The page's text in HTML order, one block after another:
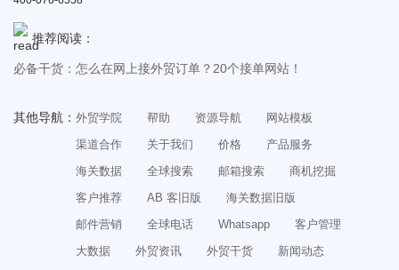
推荐阅读：
必备话术：很久没有回复的外贸客户，该如何快速激活？
必备干货：怎么在网上接外贸订单？20个接单网站！
其他导航： 外贸学院 帮助 资源导航
网站模板
渠道合作
关于我们 价格
产品服务
海关数据
全球搜索 邮箱搜索
商机挖掘
客户推荐
AB 客旧版
海关数据旧版
邮件营销
全球电话 Whatsapp
客户管理
大数据
外贸资讯 外贸干货
新闻动态